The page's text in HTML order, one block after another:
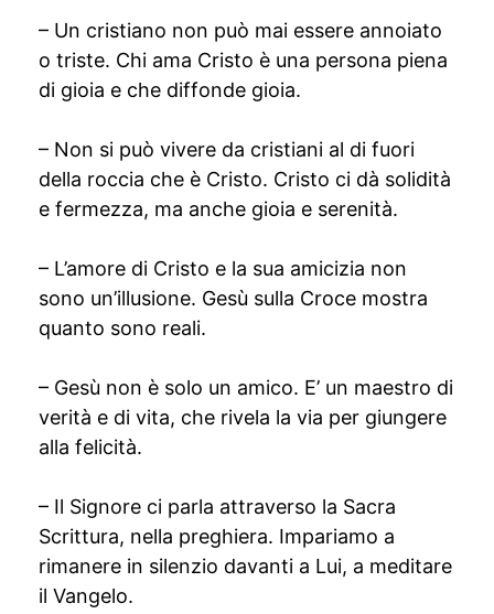
– Un cristiano non può mai essere annoiato
o triste. Chi ama Cristo è una persona piena
di gioia e che diffonde gioia.
– Non si può vivere da cristiani al di fuori
della roccia che è Cristo. Cristo ci dà solidità
e fermezza, ma anche gioia e serenità.
– L’amore di Cristo e la sua amicizia non
sono un’illusione. Gesù sulla Croce mostra
quanto sono reali.
– Gesù non è solo un amico. E’ un maestro di
verità e di vita, che rivela la via per giungere
alla felicità.
– Il Signore ci parla attraverso la Sacra
Scrittura, nella preghiera. Impariamo a
rimanere in silenzio davanti a Lui, a meditare
il Vangelo.